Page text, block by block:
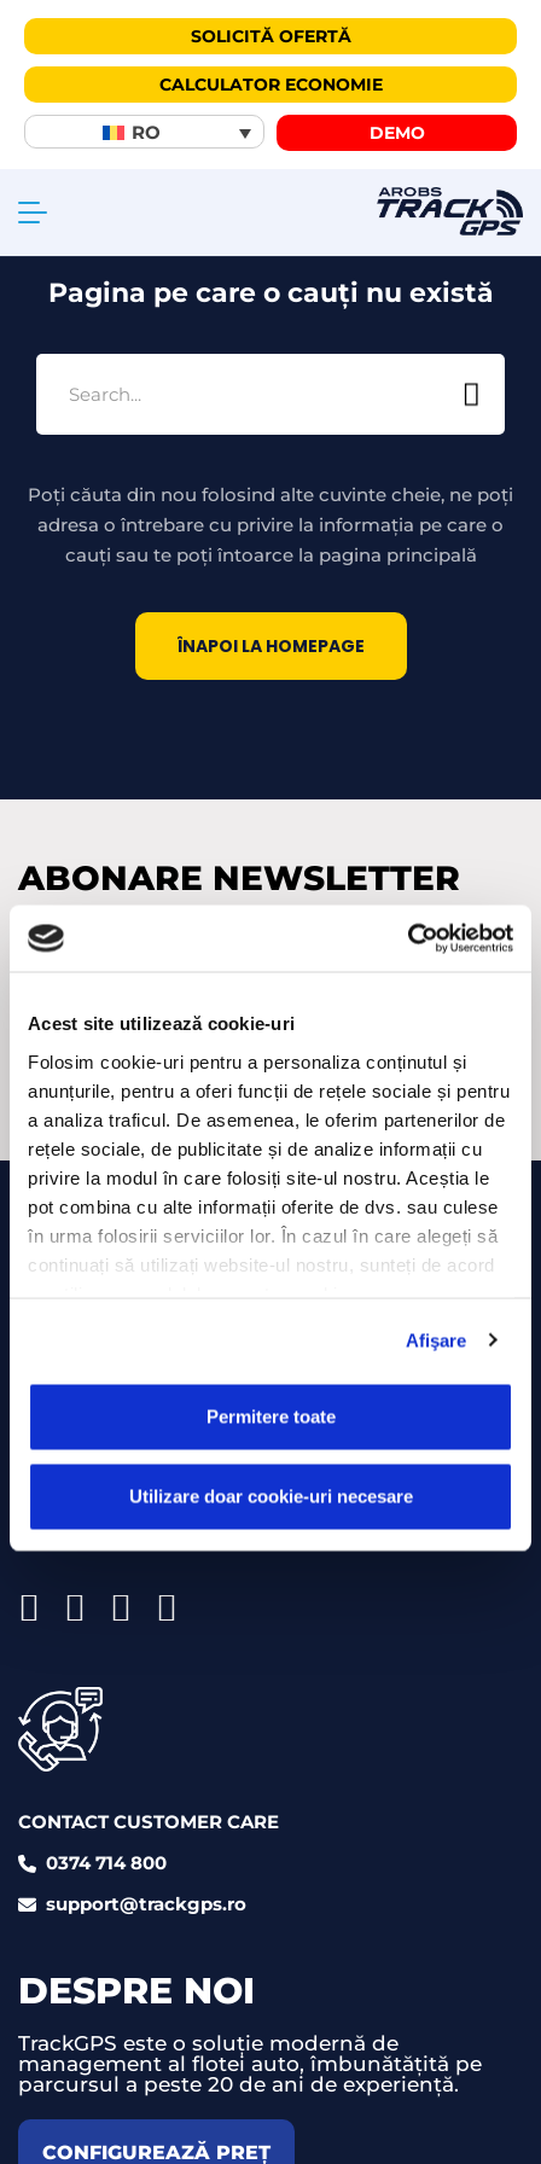
Acest site utilizează cookie-uri
Folosim cookie-uri pentru a personaliza conținutul și
anunțurile, pentru a oferi funcții de rețele sociale și pentru
a analiza traficul. De asemenea, le oferim partenerilor de
rețele sociale, de publicitate și de analize informații cu
privire la modul în care folosiți site-ul nostru. Aceștia le
pot combina cu alte informații oferite de dvs. sau culese
în urma folosirii serviciilor lor. În cazul în care alegeți să
continuați să utilizați website-ul nostru, sunteți de acord
Afişare
Permitere toate
Utilizare doar cookie-uri necesare
SOLICITĂ OFERTĂ
CALCULATOR ECONOMIE
RO DEMO
404
Pagina pe care o cauți nu există
Poți căuta din nou folosind alte cuvinte cheie, ne poți
adresa o întrebare cu privire la informația pe care o
cauți sau te poți întoarce la pagina principală
ÎNAPOI LA HOMEPAGE
ABONARE NEWSLETTER
Adresa
CAPTCHA
Abonare
Strada Minerilor, Nr. 63,
Cluj-Napoca
0374 714 805
presales@trackgps.ro
CONTACT CUSTOMER CARE
0374 714 800
support@trackgps.ro
DESPRE NOI
TrackGPS este o soluție modernă de
management al flotei auto, îmbunătățită pe
parcursul a peste 20 de ani de experiență.
CONFIGUREAZĂ PREȚ